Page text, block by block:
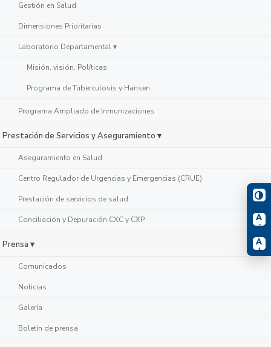
Gestión en Salud
Dimensiones Prioritarias
Laboratorio Departamental ▾
Misión, visión, Políticas
Programa de Tuberculosis y Hansen
Programa Ampliado de Inmunizaciones
Prestación de Servicios y Aseguramiento ▾
Aseguramiento en Salud
Centro Regulador de Urgencias y Emergencias (CRUE)
Prestación de servicios de salud
Conciliación y Depuración CXC y CXP
Prensa ▾
Comunicados
Noticias
Galería
Boletín de prensa
A
-
A
+